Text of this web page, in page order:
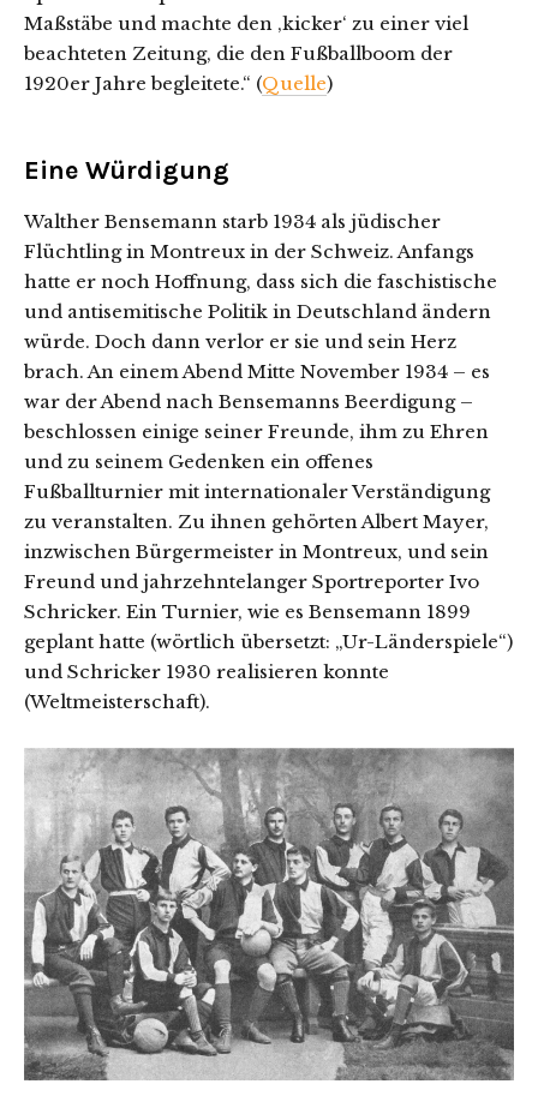
Maßstäbe und machte den ‚kicker‘ zu einer viel
beachteten Zeitung, die den Fußballboom der
1920er Jahre begleitete.“ (Quelle)
Eine Würdigung
Walther Bensemann starb 1934 als jüdischer
Flüchtling in Montreux in der Schweiz. Anfangs
hatte er noch Hoffnung, dass sich die faschistische
und antisemitische Politik in Deutschland ändern
würde. Doch dann verlor er sie und sein Herz
brach. An einem Abend Mitte November 1934 – es
war der Abend nach Bensemanns Beerdigung –
beschlossen einige seiner Freunde, ihm zu Ehren
und zu seinem Gedenken ein offenes
Fußballturnier mit internationaler Verständigung
zu veranstalten. Zu ihnen gehörten Albert Mayer,
inzwischen Bürgermeister in Montreux, und sein
Freund und jahrzehntelanger Sportreporter Ivo
Schricker. Ein Turnier, wie es Bensemann 1899
geplant hatte (wörtlich übersetzt: „Ur-Länderspiele“)
und Schricker 1930 realisieren konnte
(Weltmeisterschaft).